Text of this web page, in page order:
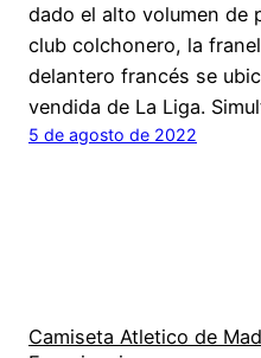
dado el alto volumen de
club colchonero, la
delantero francés se
vendida de La Liga.
5 de agosto de 2022
Camiseta Atletico de